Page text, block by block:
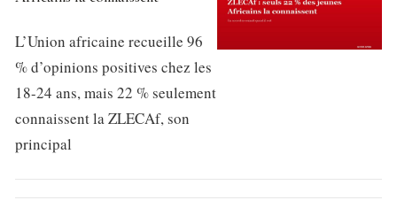
L’Union africaine recueille 96
% d’opinions positives chez les
18-24 ans, mais 22 % seulement
connaissent la ZLECAf, son
principal